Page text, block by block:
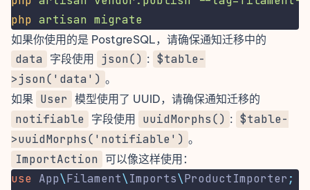
php artisan migrate
如果你使用的是 PostgreSQL，请确保通知迁移中的
data 字段使用 json() : $table-
>json('data') 。
如果 User 模型使用了 UUID，请确保通知迁移的
notifiable 字段使用 uuidMorphs() : $table-
>uuidMorphs('notifiable') 。
ImportAction 可以像这样使用：
use App\Filament\Imports\ProductImporter ;